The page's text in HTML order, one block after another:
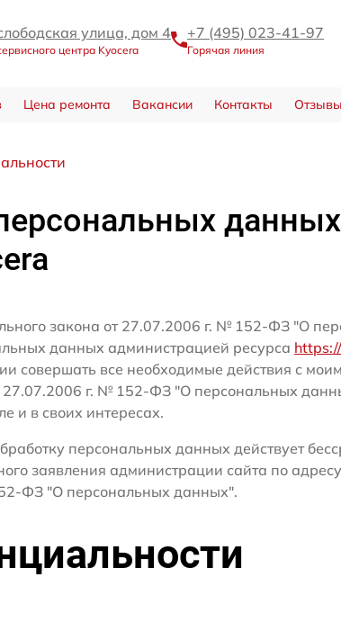
улица, дом 4
центра Kyocera
+7 (495) 023-41-97
Горячая линия
Цена ремонта Вакансии Контакты Отзывы
закона от 27.07.2006 г. № 152-ФЗ "О
данных администрацией ресурса
совершать все необходимые действия с
27.07.2006 г. № 152-ФЗ "О персональных
и в своих интересах.
персональных данных действует
заявления администрации сайта по
ФЗ "О персональных данных".